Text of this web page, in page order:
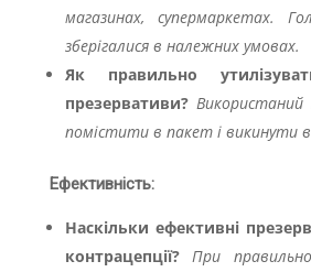
магазинах, супермаркетах.
зберігалися в належних умовах.
Як правильно
презервативи? Використаний
помістити в пакет і викинути
Ефективність:
Наскільки ефективні
контрацепції?
При